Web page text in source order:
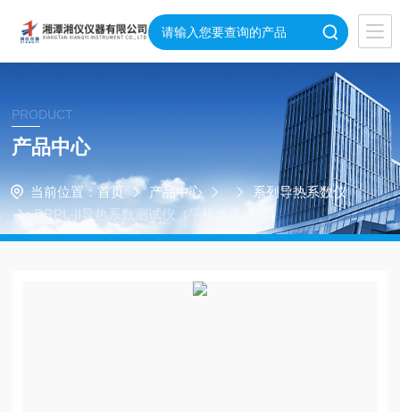
PRODUCT
产品中心
当前位置： 首页 产品中心
系列导热系数仪
DRPL-II导热系数测试仪（平板热流计法）